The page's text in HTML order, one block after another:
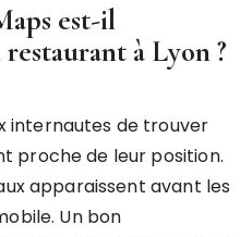
est-il
à Lyon ?
internautes de trouver
proche de leur position.
apparaissent avant les
Un bon